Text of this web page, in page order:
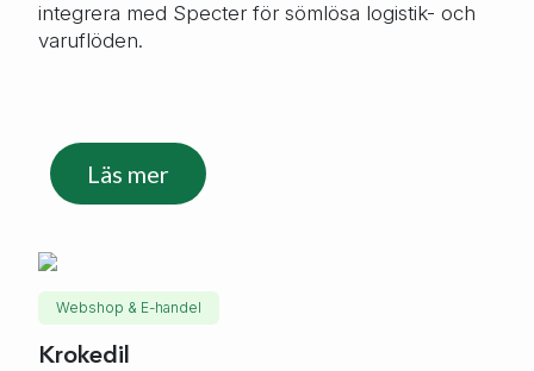
integrera med Specter för sömlösa logistik- och
varuflöden.
Läs mer
Webshop & E-handel
Krokedil